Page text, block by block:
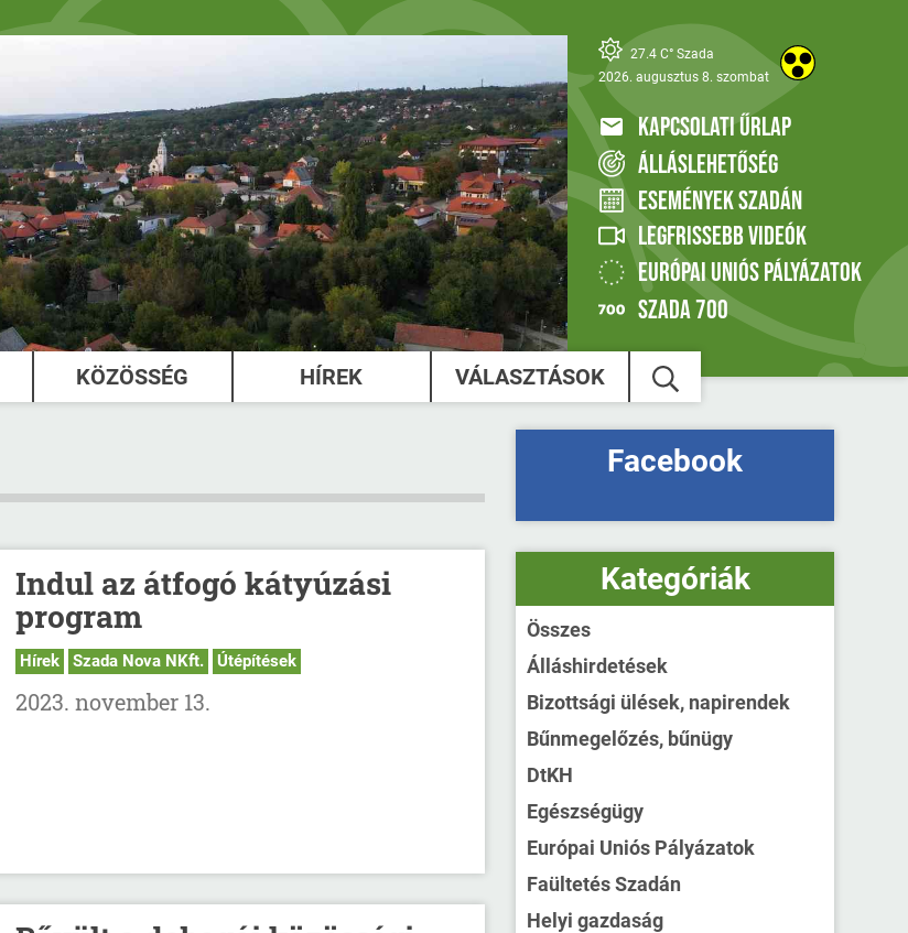
27.4 C° Szada
2026. augusztus 8. szombat
KAPCSOLATI ŰRLAP
ÁLLÁSLEHETŐSÉG
ESEMÉNYEK SZADÁN
LEGFRISSEBB VIDEÓK
EURÓPAI UNIÓS PÁLYÁZATOK
SZADA 700
KÖZÖSSÉG HÍREK VÁLASZTÁSOK
Indul az átfogó kátyúzási
program
Hírek Szada Nova NKft. Útépítések
2023. november 13.
Facebook
Kategóriák
Összes
Álláshirdetések
Bizottsági ülések, napirendek
Bűnmegelőzés, bűnügy
DtKH
Egészségügy
Európai Uniós Pályázatok
Faültetés Szadán
Helyi gazdaság